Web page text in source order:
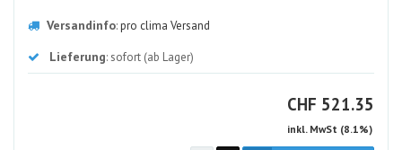
Versandinfo:pro clima Versand
Lieferung: sofort (ab Lager)
CHF CHF
521.35
inkl. MwSt (8.1%)